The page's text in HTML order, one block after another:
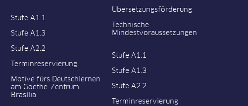
Stufe A1.1
Stufe A1.3
Stufe A2.2
Terminreservierung
Motive fürs Deutschlernen
am Goethe-Zentrum
Brasília
Übersetzungsförderung
Technische
Mindestvoraussetzungen
Stufe A1.1
Stufe A1.3
Stufe A2.2
Terminreservierung